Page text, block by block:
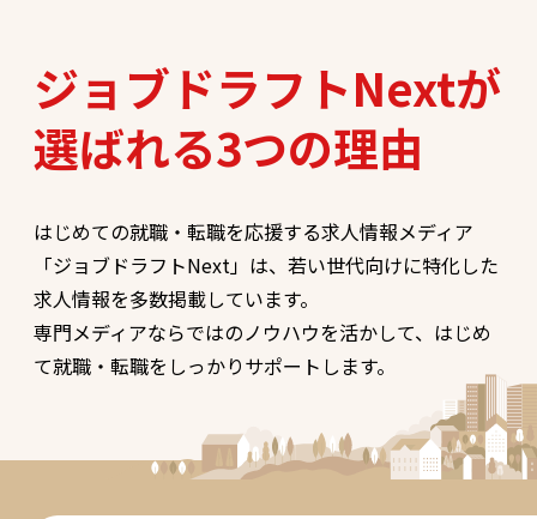
ジョブドラフトNextが
選ばれる3つの理由
はじめての就職・転職を応援する求人情報メディア
「ジョブドラフトNext」は、若い世代向けに特化した
求人情報を多数掲載しています。
専門メディアならではのノウハウを活かして、はじめ
て就職・転職をしっかりサポートします。